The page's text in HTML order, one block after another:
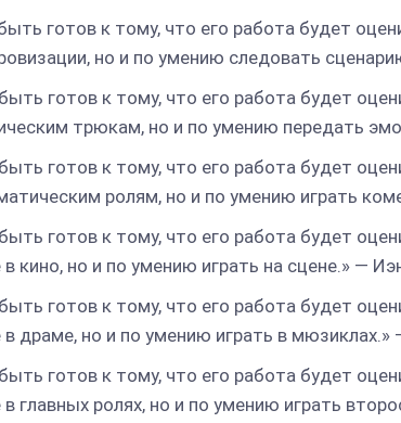
готов к тому, что его работа будет
но и по умению следовать
готов к тому, что его работа будет
трюкам, но и по умению передать
готов к тому, что его работа будет
ролям, но и по умению играть
готов к тому, что его работа будет
в кино, но и по умению играть на сцене.» —
готов к тому, что его работа будет
в драме, но и по умению играть в
готов к тому, что его работа будет
в главных ролях, но и по умению играть